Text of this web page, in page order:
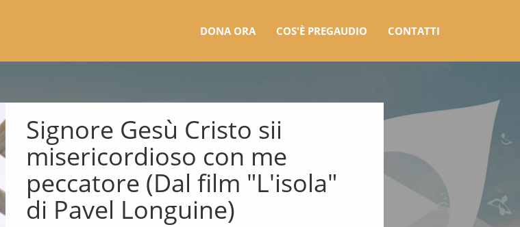
DONA ORA COS'È PREGAUDIO CONTATTI
Signore Gesù Cristo sii
misericordioso con me
peccatore (Dal film "L'isola"
di Pavel Longuine)